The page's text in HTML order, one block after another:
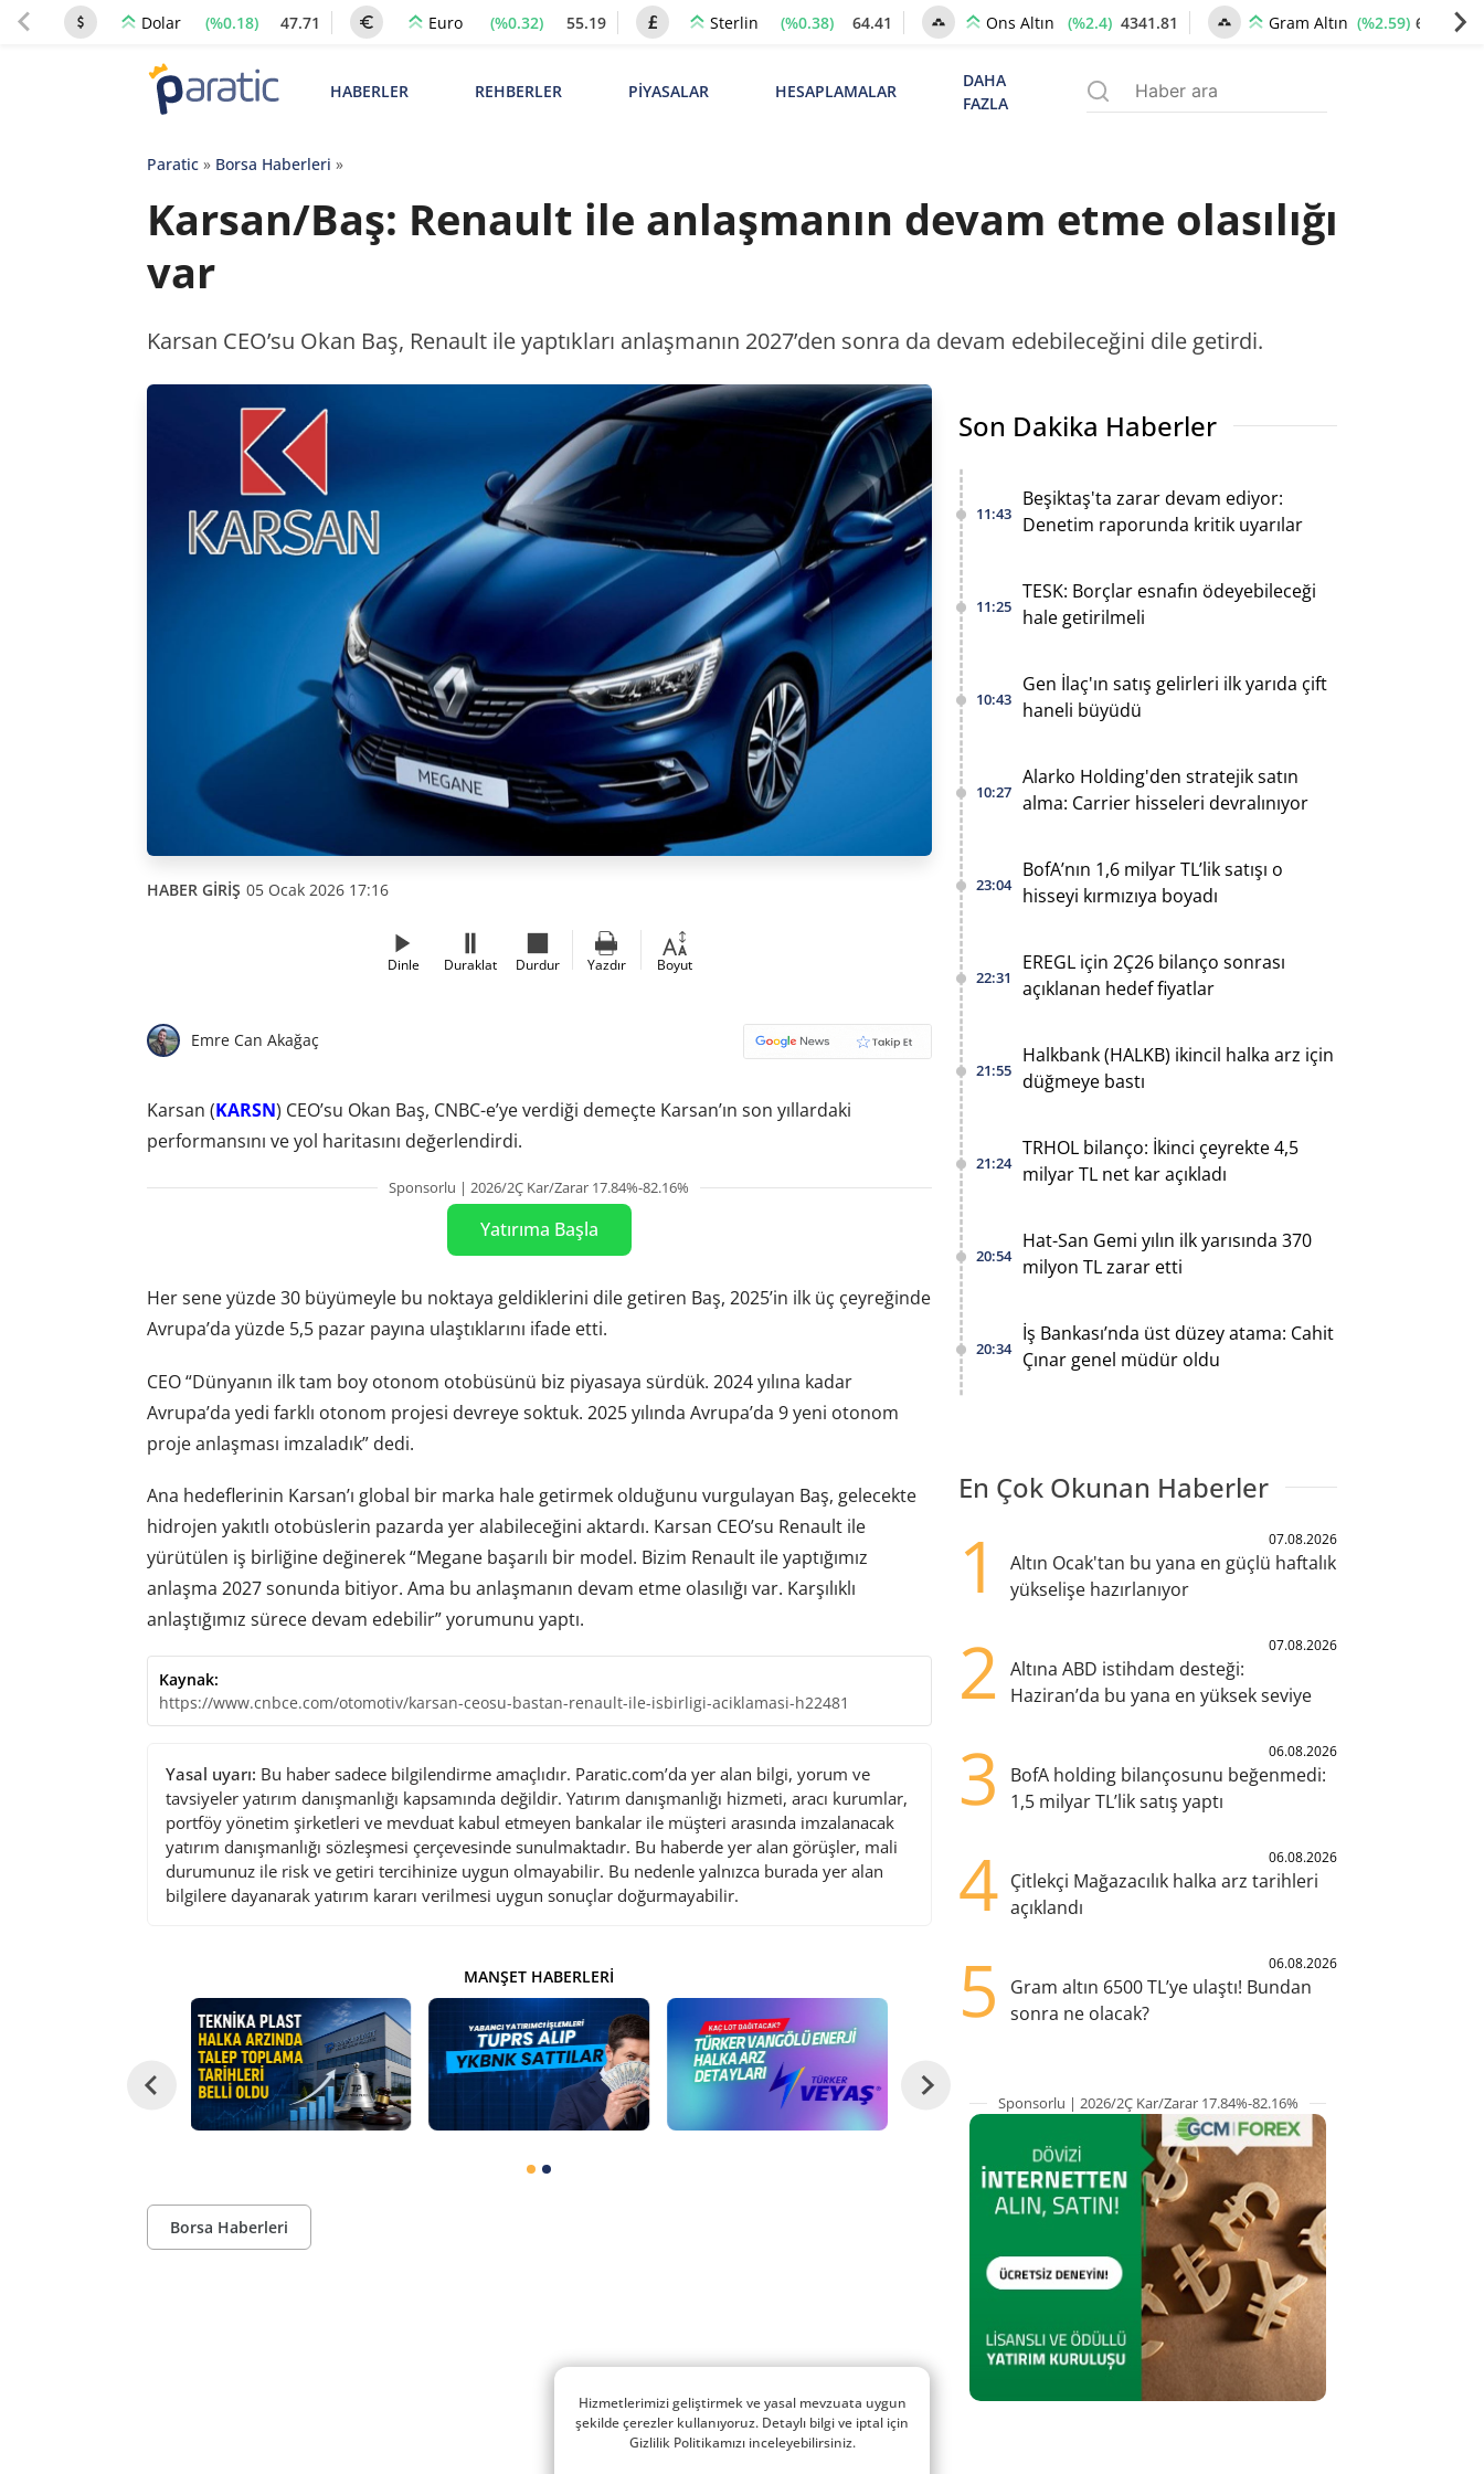
Dolar (%0.18) 47.71 Euro (%0.32) 55.19 Sterlin (%0.38) 64.41 Ons Altın (%2.4) 4341.81 Gram Altın (%2.59) 6660.55
HABERLER REHBERLER PİYASALAR HESAPLAMALAR
DAHA
FAZLA
Paratic» Borsa Haberleri »
Karsan/Baş: Renault ile anlaşmanın devam etme olasılığı
var
Karsan CEO’su Okan Baş, Renault ile yaptıkları anlaşmanın 2027’den sonra da devam edebileceğini dile getirdi.
HABER GİRİŞ 05 Ocak 2026 17:16
Dinle Duraklat Durdur Yazdır Boyut
Emre Can Akağaç
Karsan (KARSN) CEO’su Okan Baş, CNBC-e’ye verdiği demeçte Karsan’ın son yıllardaki
performansını ve yol haritasını değerlendirdi.
Sponsorlu | 2026/2Ç Kar/Zarar 17.84%-82.16%
Yatırıma Başla
Her sene yüzde 30 büyümeyle bu noktaya geldiklerini dile getiren Baş, 2025’in ilk üç çeyreğinde
Avrupa’da yüzde 5,5 pazar payına ulaştıklarını ifade etti.
CEO “Dünyanın ilk tam boy otonom otobüsünü biz piyasaya sürdük. 2024 yılına kadar
Avrupa’da yedi farklı otonom projesi devreye soktuk. 2025 yılında Avrupa’da 9 yeni otonom
proje anlaşması imzaladık” dedi.
Ana hedeflerinin Karsan’ı global bir marka hale getirmek olduğunu vurgulayan Baş, gelecekte
hidrojen yakıtlı otobüslerin pazarda yer alabileceğini aktardı. Karsan CEO’su Renault ile
yürütülen iş birliğine değinerek “Megane başarılı bir model. Bizim Renault ile yaptığımız
anlaşma 2027 sonunda bitiyor. Ama bu anlaşmanın devam etme olasılığı var. Karşılıklı
anlaştığımız sürece devam edebilir” yorumunu yaptı.
Kaynak:
https://www.cnbce.com/otomotiv/karsan-ceosu-bastan-renault-ile-isbirligi-aciklamasi-h22481
Yasal uyarı: Bu haber sadece bilgilendirme amaçlıdır. Paratic.com’da yer alan bilgi, yorum ve
tavsiyeler yatırım danışmanlığı kapsamında değildir. Yatırım danışmanlığı hizmeti, aracı kurumlar,
portföy yönetim şirketleri ve mevduat kabul etmeyen bankalar ile müşteri arasında imzalanacak
yatırım danışmanlığı sözleşmesi çerçevesinde sunulmaktadır. Bu haberde yer alan görüşler, mali
durumunuz ile risk ve getiri tercihinize uygun olmayabilir. Bu nedenle yalnızca burada yer alan
bilgilere dayanarak yatırım kararı verilmesi uygun sonuçlar doğurmayabilir.
MANŞET HABERLERI
Borsa Haberleri
Son Dakika Haberler
11:43
Beşiktaş'ta zarar devam ediyor:
Denetim raporunda kritik uyarılar
11:25
TESK: Borçlar esnafın ödeyebileceği
hale getirilmeli
10:43
Gen İlaç'ın satış gelirleri ilk yarıda çift
haneli büyüdü
10:27
Alarko Holding'den stratejik satın
alma: Carrier hisseleri devralınıyor
23:04
BofA’nın 1,6 milyar TL’lik satışı o
hisseyi kırmızıya boyadı
22:31
EREGL için 2Ç26 bilanço sonrası
açıklanan hedef fiyatlar
21:55
Halkbank (HALKB) ikincil halka arz için
düğmeye bastı
21:24
TRHOL bilanço: İkinci çeyrekte 4,5
milyar TL net kar açıkladı
20:54
Hat-San Gemi yılın ilk yarısında 370
milyon TL zarar etti
20:34
İş Bankası’nda üst düzey atama: Cahit
Çınar genel müdür oldu
En Çok Okunan Haberler
1 07.08.2026
Altın Ocak'tan bu yana en güçlü haftalık
yükselişe hazırlanıyor
2 07.08.2026
Altına ABD istihdam desteği:
Haziran’da bu yana en yüksek seviye
3 06.08.2026
BofA holding bilançosunu beğenmedi:
1,5 milyar TL’lik satış yaptı
4 06.08.2026
Çitlekçi Mağazacılık halka arz tarihleri
açıklandı
5 06.08.2026
Gram altın 6500 TL’ye ulaştı! Bundan
sonra ne olacak?
Sponsorlu | 2026/2Ç Kar/Zarar 17.84%-82.16%
Hizmetlerimizi geliştirmek ve yasal mevzuata uygun
şekilde çerezler kullanıyoruz. Detaylı bilgi ve iptal için
Gizlilik Politikamızı inceleyebilirsiniz.